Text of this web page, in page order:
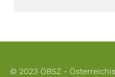
© 2023 ÖBSZ -